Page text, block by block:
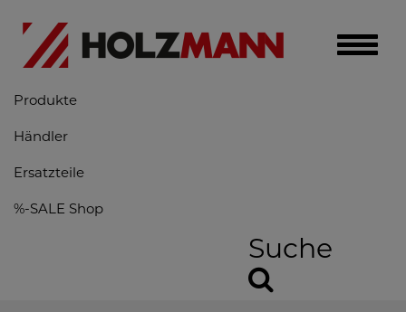
Toggle
Produkte
Händler
Ersatzteile
%-SALE Shop
Suche